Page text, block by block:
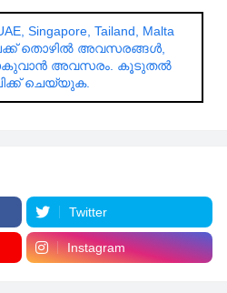
Singapore, Tailand, Malta
തൊഴിൽ അവസരങ്ങൾ,
അവസരം. കൂടുതൽ
ചെയ്യുക.
Twitter
Instagram